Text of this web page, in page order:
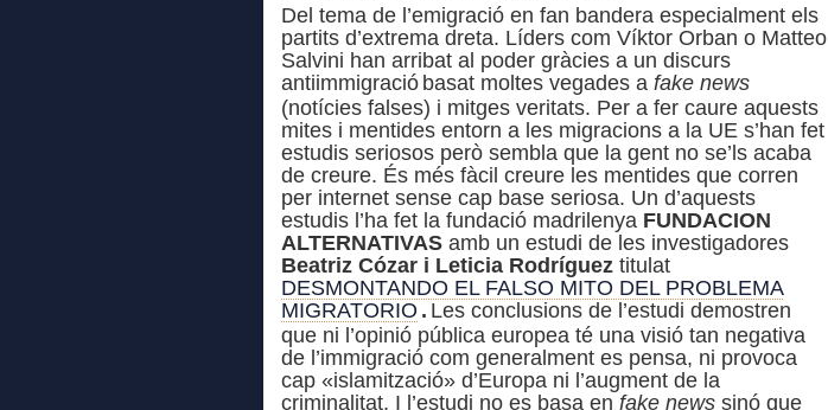
Del tema de l’emigració en fan bandera especialment els
partits d’extrema dreta. Líders com Víktor Orban o Matteo
Salvini han arribat al poder gràcies a un discurs
antiimmigració basat moltes vegades a fake news
(notícies falses) i mitges veritats. Per a fer caure aquests
mites i mentides entorn a les migracions a la UE s’han fet
estudis seriosos però sembla que la gent no se’ls acaba
de creure. És més fàcil creure les mentides que corren
per internet sense cap base seriosa. Un d’aquests
estudis l’ha fet la fundació madrilenya FUNDACION
ALTERNATIVAS amb un estudi de les investigadores
Beatriz Cózar i Leticia Rodríguez titulat
DESMONTANDO EL FALSO MITO DEL PROBLEMA
MIGRATORIO . Les conclusions de l’estudi demostren
que ni l’opinió pública europea té una visió tan negativa
de l’immigració com generalment es pensa, ni provoca
cap «islamització» d’Europa ni l’augment de la
criminalitat. I l’estudi no es basa en fake news sinó que